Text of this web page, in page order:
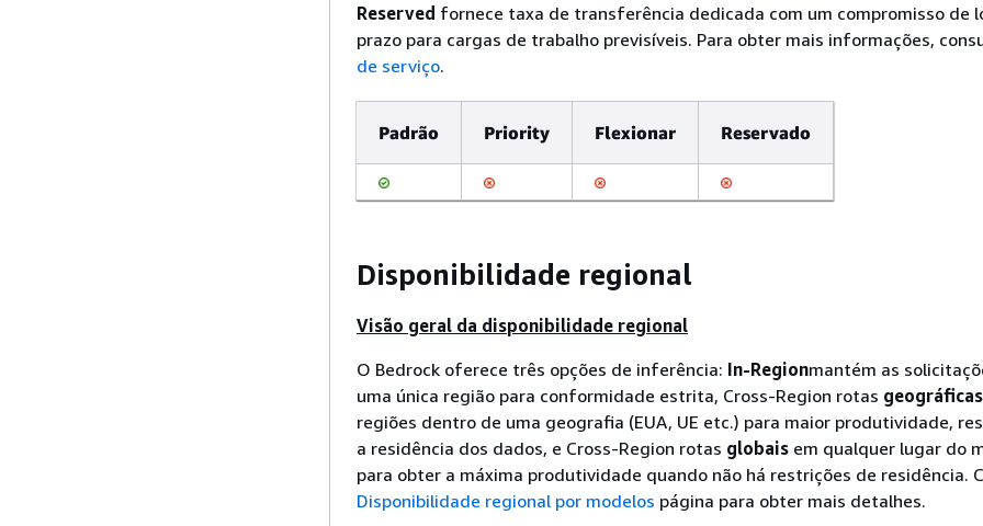
Reserved fornece taxa de transferência dedicada com um compromisso de
prazo para cargas de trabalho previsíveis. Para obter mais informações,
de serviço.
Padrão Priority Flexionar Reservado
Disponibilidade regional
Visão geral da disponibilidade regional
O Bedrock oferece três opções de inferência: In-Regionmantém as
uma única região para conformidade estrita, Cross-Region rotas geográficas
regiões dentro de uma geografia (EUA, UE etc.) para maior produtividade,
a residência dos dados, e Cross-Region rotas globais em qualquer lugar do
para obter a máxima produtividade quando não há restrições de residência.
Disponibilidade regional por modelos página para obter mais detalhes.